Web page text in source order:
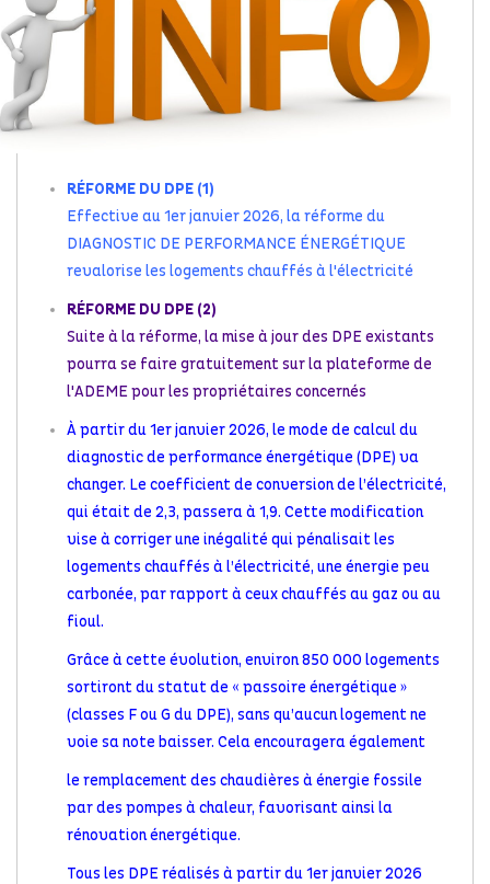
RÉFORME DU DPE (1)
Effective au 1er janvier 2026, la réforme du
DIAGNOSTIC DE PERFORMANCE ÉNERGÉTIQUE
revalorise les logements chauffés à l'électricité
RÉFORME DU DPE (2)
Suite à la réforme, la mise à jour des DPE existants
pourra se faire gratuitement sur la plateforme de
l'ADEME pour les propriétaires concernés
À partir du 1er janvier 2026, le mode de calcul du
diagnostic de performance énergétique (DPE) va
changer. Le coefficient de conversion de l’électricité,
qui était de 2,3, passera à 1,9. Cette modification
vise à corriger une inégalité qui pénalisait les
logements chauffés à l’électricité, une énergie peu
carbonée, par rapport à ceux chauffés au gaz ou au
fioul.
Grâce à cette évolution, environ 850 000 logements
sortiront du statut de « passoire énergétique »
(classes F ou G du DPE), sans qu’aucun logement ne
voie sa note baisser. Cela encouragera également
le remplacement des chaudières à énergie fossile
par des pompes à chaleur, favorisant ainsi la
rénovation énergétique.
Tous les DPE réalisés à partir du 1er janvier 2026